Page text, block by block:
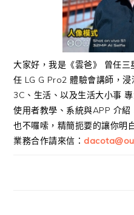
大家好，我是《雲爸》 曾任
任 LG G Pro2 體驗會講師，
3C、生活、以及生活大小事
使用者教學、系統與APP 介
也不囉嗦，精簡扼要的讓你明
業務合作請來信：